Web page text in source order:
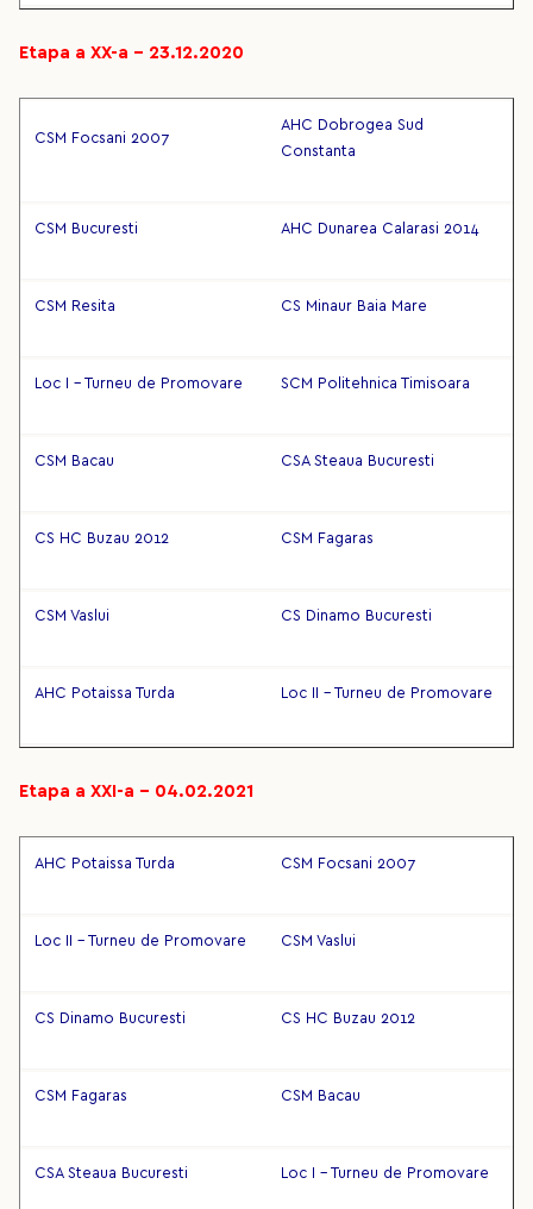
Etapa a XX-a – 23.12.2020
CSM Focsani 2007
AHC Dobrogea Sud
Constanta
CSM Bucuresti AHC Dunarea Calarasi 2014
CSM Resita CS Minaur Baia Mare
Loc I - Turneu de Promovare SCM Politehnica Timisoara
CSM Bacau CSA Steaua Bucuresti
CS HC Buzau 2012 CSM Fagaras
CSM Vaslui CS Dinamo Bucuresti
AHC Potaissa Turda Loc II - Turneu de Promovare
Etapa a XXI-a – 04.02.2021
AHC Potaissa Turda CSM Focsani 2007
Loc II - Turneu de Promovare CSM Vaslui
CS Dinamo Bucuresti CS HC Buzau 2012
CSM Fagaras CSM Bacau
CSA Steaua Bucuresti Loc I - Turneu de Promovare